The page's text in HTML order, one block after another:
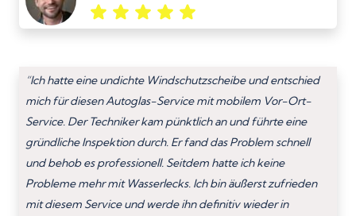
“Ich hatte eine undichte Windschutzscheibe und entschied
mich für diesen Autoglas-Service mit mobilem Vor-Ort-
Service. Der Techniker kam pünktlich an und führte eine
gründliche Inspektion durch. Er fand das Problem schnell
und behob es professionell. Seitdem hatte ich keine
Probleme mehr mit Wasserlecks. Ich bin äußerst zufrieden
mit diesem Service und werde ihn definitiv wieder in